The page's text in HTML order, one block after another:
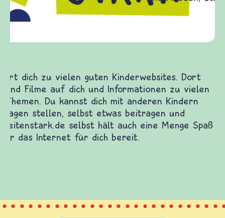
Kinder, Eltern und ErzieherInnen das zu
Fragen von Krieg und Frieden, Streit und
Gewalt informiert und einen Austausch zu
diesem Themenbereich ermöglicht. frieden-
fragen.de bietet Antworten auf wichtige
(Über-)Lebensfragen aus den Bereichen Krieg